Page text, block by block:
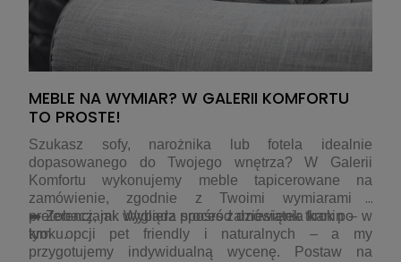
MEBLE NA WYMIAR? W GALERII KOMFORTU
TO PROSTE!
Szukasz sofy, narożnika lub fotela idealnie
dopasowanego do Twojego wnętrza? W Galerii
Komfortu wykonujemy meble tapicerowane na
zamówienie, zgodnie z Twoimi wymiarami i
preferencjami. Wybierz spośród dziesiątek tkanin – w
tym opcji pet friendly i naturalnych – a my
przygotujemy indywidualną wycenę. Postaw na
➡️ Zobacz, jak wygląda proces zamówienia krok po
kroku.